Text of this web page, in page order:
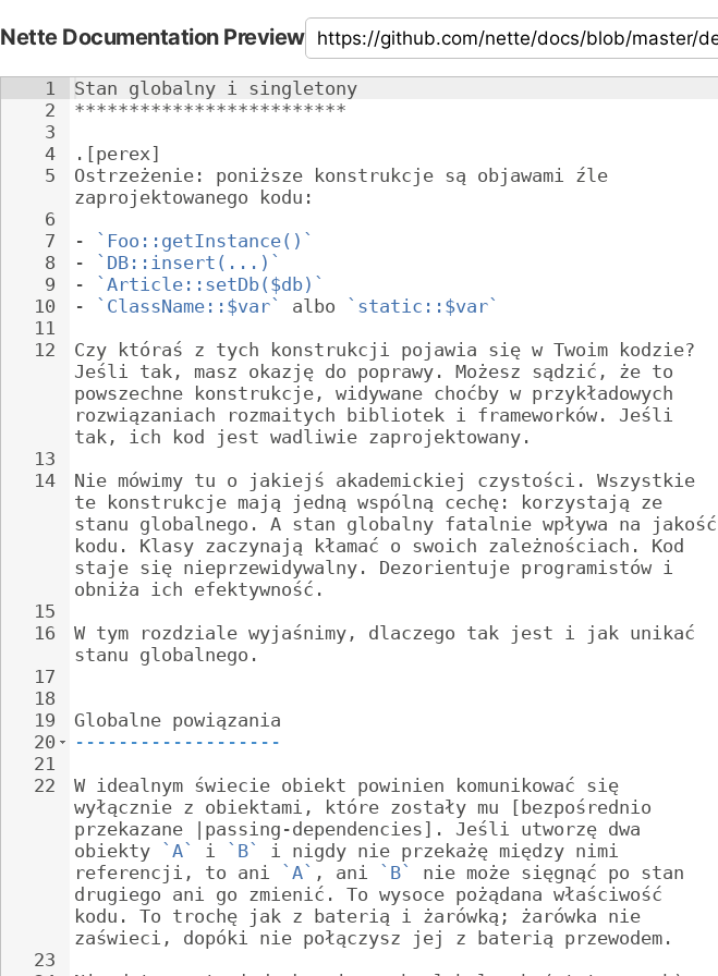
Nette Documentation Preview
1
2
3
4
5
6
7
8
9
10
11
12
13
14
15
16
17
18
19
20
21
22
23
Stan globalny i singletony
*************************
.[perex]
Ostrzeżenie: poniższe konstrukcje są objawami źle
zaprojektowanego kodu:
-
`Foo::getInstance()`
-
`DB::insert(...)`
-
`Article::setDb($db)`
-
`ClassName::$var` albo
`static::$var`
Czy któraś z tych konstrukcji pojawia się w Twoim kodzie?
Jeśli tak, masz okazję do poprawy. Możesz sądzić, że to
powszechne konstrukcje, widywane choćby w przykładowych
rozwiązaniach rozmaitych bibliotek i frameworków. Jeśli
tak, ich kod jest wadliwie zaprojektowany.
Nie mówimy tu o jakiejś akademickiej czystości. Wszystkie
te konstrukcje mają jedną wspólną cechę: korzystają ze
stanu globalnego. A stan globalny fatalnie wpływa na jakość
kodu. Klasy zaczynają kłamać o swoich zależnościach. Kod
staje się nieprzewidywalny. Dezorientuje programistów i
obniża ich efektywność.
W tym rozdziale wyjaśnimy, dlaczego tak jest i jak unikać
stanu globalnego.
Globalne powiązania
-------------------
W idealnym świecie obiekt powinien komunikować się
wyłącznie z obiektami, które zostały mu [bezpośrednio
przekazane |passing-dependencies]. Jeśli utworzę dwa
obiekty
`A` i `B`
i nigdy nie przekażę między nimi
referencji, to ani
`A` , ani `B`
nie może sięgnąć po stan
drugiego ani go zmienić. To wysoce pożądana właściwość
kodu. To trochę jak z baterią i żarówką; żarówka nie
zaświeci, dopóki nie połączysz jej z baterią przewodem.